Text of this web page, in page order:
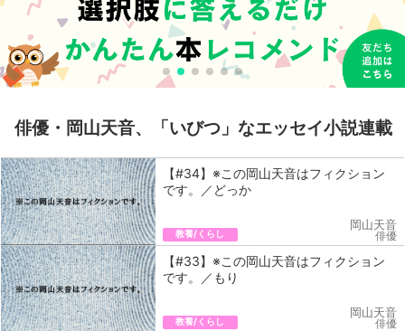
俳優・岡山天音、「いびつ」なエッセイ小説連載
【#34】※この岡山天音はフィクション
です。／どっか
教養/くらし
岡山天音
俳優
【#33】※この岡山天音はフィクション
です。／もり
教養/くらし
岡山天音
俳優